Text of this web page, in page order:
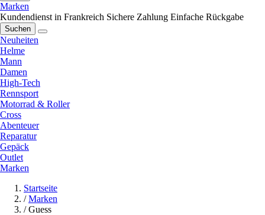
Marken
Kundendienst in Frankreich Sichere Zahlung Einfache Rückgabe
Suchen
Neuheiten
Helme
Mann
Damen
High-Tech
Rennsport
Motorrad & Roller
Cross
Abenteuer
Reparatur
Gepäck
Outlet
Marken
Startseite
/ Marken
/ Guess